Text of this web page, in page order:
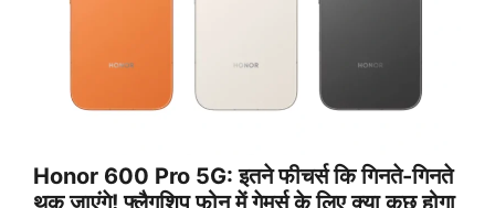
Honor 600 Pro 5G: इतने फीचर्स कि गिनते-गिनते